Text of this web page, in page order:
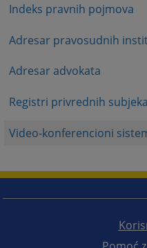
Indeks pravnih pojmova
Adresar pravosudnih
Adresar advokata
Registri privrednih
Video-konferencioni